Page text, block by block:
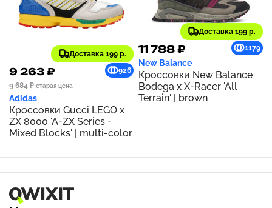
Доставка 199 р.
9 263 ₽
926
9 684 ₽ старая цена
Adidas
Кроссовки Gucci LEGO x
ZX 8000 'A-ZX Series -
Mixed Blocks' | multi-color
Доставка 199 р.
11 788 ₽ 1179
New Balance
Кроссовки New Balance
Bodega x X-Racer 'All
Terrain' | brown